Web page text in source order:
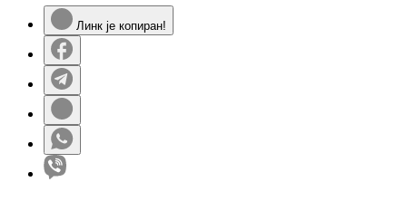
Линк је копиран!